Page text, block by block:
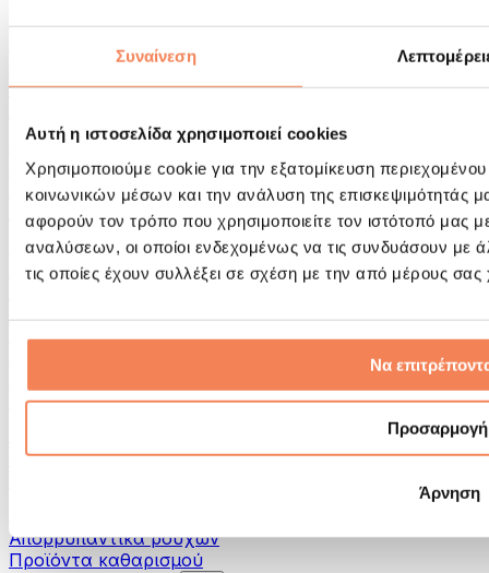
Συναίνεση
Αυτή η ιστοσελίδα χρησιμοποιεί cookies
Χρησιμοποιούμε cookie για την εξατομίκευση
κοινωνικών μέσων και την ανάλυση της επισκεψιμότητάς
αφορούν τον τρόπο που χρησιμοποιείτε τον ιστότοπό μας
αναλύσεων, οι οποίοι ενδεχομένως να τις συνδυάσουν με
τις οποίες έχουν συλλέξει σε σχέση με την από μέρους
Να
Προσαρμογή
Άρνηση
Βοηθήματα- αποκατάστασης
Πιστόλια μασάζ
Εργαλεία μασάζ
Κύλινδροι Αφρού & Εξοπλισμός Μασάζ
Τσάντες & σακίδια πλάτης
Τσάντες τροφίμων & αξεσουάρ
Σάκοι Γυμναστικής
Σακίδια πλάτης
Αξεσουάρ με βάση τη δραστηριότητα
Tρέξιμο
Γιόγκα & Πιλάτες
Πεζοπορία
Θεραπεία με Κόκκινο Φως
Απορρυπαντικά ρούχων
Προϊόντα καθαρισμού